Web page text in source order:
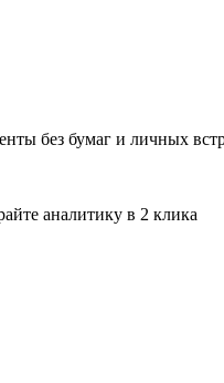
без бумаг и личных
аналитику в 2 клика